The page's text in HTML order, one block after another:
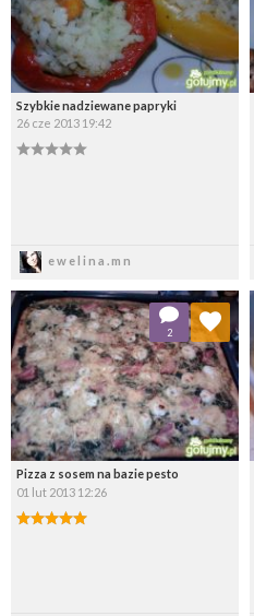
Szybkie nadziewane papryki
26 cze 2013 19:42
ewelina.mn
Pizza z sosem na bazie pesto
01 lut 2013 12:26
2
Dodaj do ulubionych
Wybierz listę: